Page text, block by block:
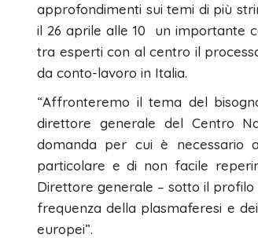
approfondimenti sui temi di più
il 26 aprile alle 10 un importante
tra esperti con al centro il
da conto-lavoro in Italia.
“Affronteremo il tema del
direttore generale del Centro
domanda per cui è necessario
particolare e di non facile
Direttore generale – sotto il
frequenza della plasmaferesi e
europei”.